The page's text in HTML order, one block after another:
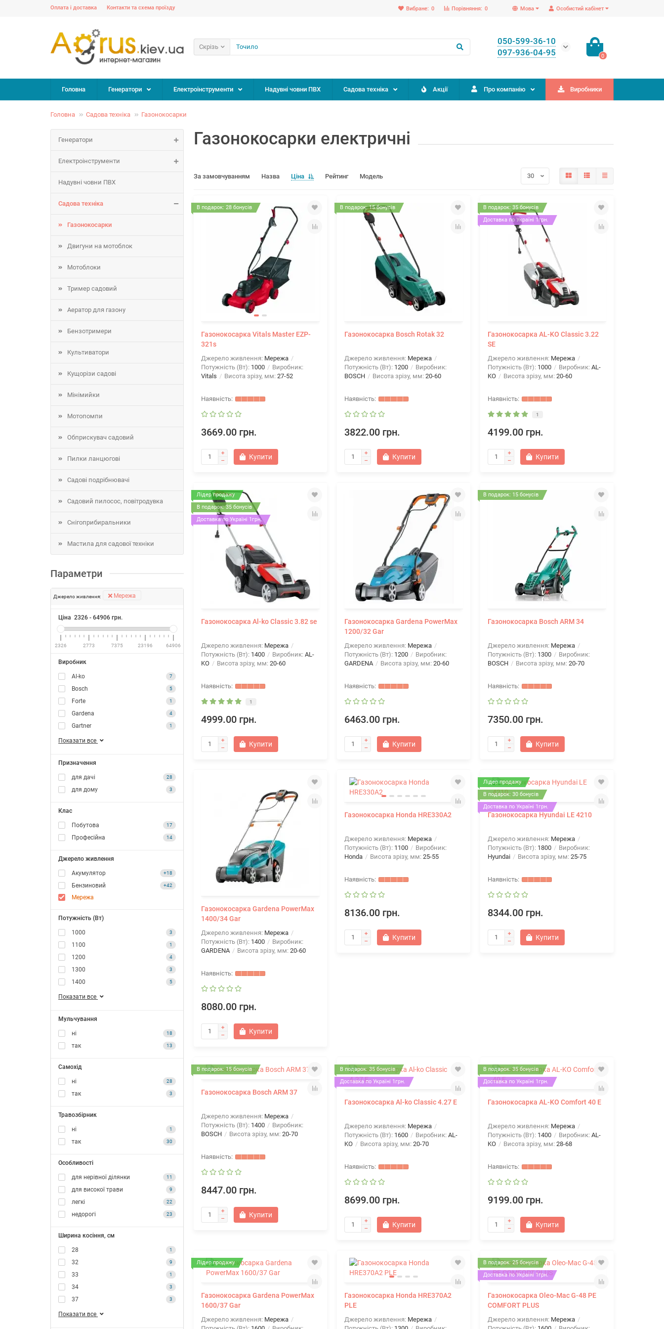
Особистий кабінет
Мова
Порівняння: 0
Вибране: 0
Оплата і доставка Контакти та схема проїзду
Скрізь
050-599-36-10
097-936-04-95
0
Головна Генератори Електроінструменти Надувні човни ПВХ Садова техніка Акції Про компанію Виробники
Головна Садова техніка Газонокосарки
Генератори
Електроінструменти
Надувні човни ПВХ
Садова техніка
Газонокосарки
Двигуни на мотоблок
Мотоблоки
Тример садовий
Аератор для газону
Бензотримери
Культиватори
Кущорізи садові
Мінімийки
Мотопомпи
Обприскувач садовий
Пилки ланцюгові
Садові подрібнювачі
Садовий пилосос, повітродувка
Снігоприбиральники
Мастила для садової техніки
Параметри
Джерело живлення: Мережа
Ціна 2326 - 64906 грн.
2326 2773 7375 23196 64906
Виробник
Al-ko 7
Bosch 5
Forte 1
Gardena 4
Gartner 1
Показати все
Призначення
для дачі 28
для дому 3
Клас
Побутова 17
Професійна 14
Джерело живлення
Акумулятор +18
Бензиновий +42
Мережа
Потужність (Вт)
1000 3
1100 1
1200 4
1300 3
1400 5
Показати все
Мульчування
ні 18
так 13
Самохід
ні 28
так 3
Травозбірник
ні 1
так 30
Особливості
для нерівної ділянки 11
для високої трави 9
легкі 22
недорогі 23
Ширина косіння, см
28 1
32 9
33 1
34 3
37 3
Показати все
Газонокосарки електричні
За замовчуванням Назва Ціна Рейтинг Модель
В подарок: 28 бонусів
Газонокосарка Vitals Master EZP-
321s
Джерело живлення: Мережа
Потужність (Вт): 1000
Виробник:
Vitals
Висота зрізу, мм: 27-52
3669.00 грн.
Купити
В подарок: 15 бонусів
Газонокосарка Bosch Rotak 32
Джерело живлення: Мережа
Потужність (Вт): 1200
Виробник:
BOSCH
Висота зрізу, мм: 20-60
3822.00 грн.
Купити
В подарок: 35 бонусів
Доставка по Україні 1грн.
Газонокосарка AL-KO Classic 3.22
SE
Джерело живлення: Мережа
Потужність (Вт): 1000 Виробник: AL-
KO
Висота зрізу, мм: 20-60
1
4199.00 грн.
Купити
Лідер продажу
В подарок: 35 бонусів
Доставка по Україні 1грн.
Газонокосарка Al-ko Classic 3.82 se
Джерело живлення: Мережа
Потужність (Вт): 1400 Виробник: AL-
KO
Висота зрізу, мм: 20-60
1
4999.00 грн.
Купити
Газонокосарка Gardena PowerMax
1200/32 Gar
Джерело живлення: Мережа
Потужність (Вт): 1200
Виробник:
GARDENA
Висота зрізу, мм: 20-60
6463.00 грн.
Купити
В подарок: 15 бонусів
Газонокосарка Bosch ARM 34
Джерело живлення: Мережа
Потужність (Вт): 1300
Виробник:
BOSCH
Висота зрізу, мм: 20-70
7350.00 грн.
Купити
Газонокосарка Gardena PowerMax
1400/34 Gar
Джерело живлення: Мережа
Потужність (Вт): 1400
Виробник:
GARDENA
Висота зрізу, мм: 20-60
8080.00 грн.
Купити
Газонокосарка Honda HRE330A2
Джерело живлення: Мережа
Потужність (Вт): 1100
Виробник:
Honda
Висота зрізу, мм: 25-55
8136.00 грн.
Купити
Лідер продажу
В подарок: 30 бонусів
Доставка по Україні 1грн.
Газонокосарка Hyundai LE 4210
Джерело живлення: Мережа
Потужність (Вт): 1800
Виробник:
Hyundai
Висота зрізу, мм: 25-75
8344.00 грн.
Купити
В подарок: 15 бонусів
Газонокосарка Bosch ARM 37
Джерело живлення: Мережа
Потужність (Вт): 1400
Виробник:
BOSCH
Висота зрізу, мм: 20-70
8447.00 грн.
Купити
В подарок: 35 бонусів
Доставка по Україні 1грн.
Газонокосарка Al-ko Classic 4.27 E
Джерело живлення: Мережа
Потужність (Вт): 1600 Виробник: AL-
KO
Висота зрізу, мм: 20-70
8699.00 грн.
Купити
В подарок: 35 бонусів
Доставка по Україні 1грн.
Газонокосарка AL-KO Comfort 40 E
Джерело живлення: Мережа
Потужність (Вт): 1400 Виробник: AL-
KO
Висота зрізу, мм: 28-68
9199.00 грн.
Купити
Лідер продажу
Газонокосарка Gardena PowerMax
1600/37 Gar
Джерело живлення: Мережа
Газонокосарка Honda HRE370A2
PLE
Джерело живлення: Мережа
В подарок: 25 бонусів
Доставка по Україні 1грн.
Газонокосарка Oleo-Mac G-48 РЕ
COMFORT PLUS
Джерело живлення: Мережа